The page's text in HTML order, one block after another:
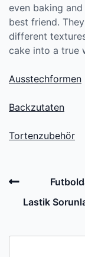
even baking
best friend.
different
cake into a true
Ausstechformen
Backzutaten
Tortenzubehör
Post
navigation
Previous
Post
Lastik